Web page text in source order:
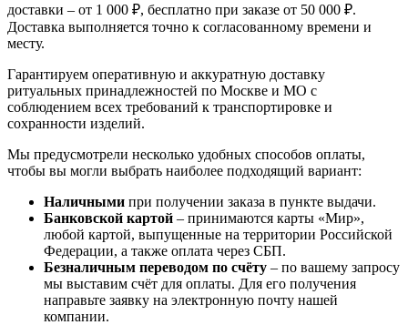
доставки – от 1 000 ₽, бесплатно при заказе от 50 000 ₽.
Доставка выполняется точно к согласованному времени и
месту.
Гарантируем оперативную и аккуратную доставку
ритуальных принадлежностей по Москве и МО с
соблюдением всех требований к транспортировке и
сохранности изделий.
Мы предусмотрели несколько удобных способов оплаты,
чтобы вы могли выбрать наиболее подходящий вариант:
Наличными при получении заказа в пункте выдачи.
Банковской картой – принимаются карты «Мир»,
любой картой, выпущенные на территории Российской
Федерации, а также оплата через СБП.
Безналичным переводом по счёту – по вашему запросу
мы выставим счёт для оплаты. Для его получения
направьте заявку на электронную почту нашей
компании.